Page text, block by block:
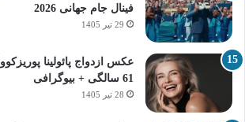
فینال جام جهانی 2026
29 تیر 1405
عکس ازدواج پائولینا
61 سالگی + بیوگرافی
28 تیر 1405